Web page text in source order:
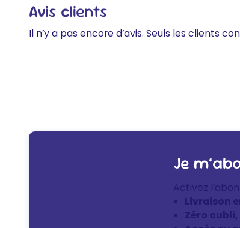
Avis clients
Il n’y a pas encore d’avis. Seuls les clients
Je
Activez
Livraison
Zéro